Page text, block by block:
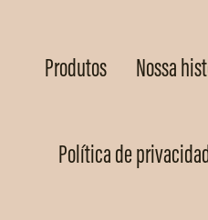
Produtos Nossa
Política de